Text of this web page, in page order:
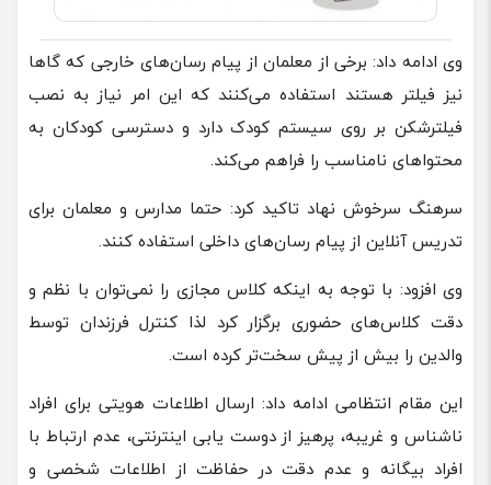
وی ادامه داد: برخی از معلمان از پیام رسان‌های خارجی که گاها
نیز فیلتر هستند استفاده می‌کنند که این امر نیاز به نصب
فیلترشکن بر روی سیستم کودک دارد و دسترسی کودکان به
محتواهای نامناسب را فراهم می‌کند.
سرهنگ سرخوش نهاد تاکید کرد: حتما مدارس و معلمان برای
تدریس آنلاین از پیام رسان‌های داخلی استفاده کنند.
وی افزود: با توجه به اینکه کلاس مجازی را نمی‌توان با نظم و
دقت کلاس‌های حضوری برگزار کرد لذا کنترل فرزندان توسط
والدین را بیش از پیش سخت‌تر کرده است.
این مقام انتظامی ادامه داد: ارسال اطلاعات هویتی برای افراد
ناشناس و غریبه، پرهیز از دوست یابی اینترنتی، عدم ارتباط با
افراد بیگانه و عدم دقت در حفاظت از اطلاعات شخصی و